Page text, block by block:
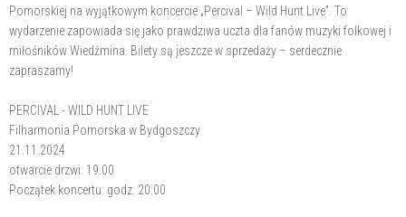
Pomorskiej na wyjątkowym koncercie „Percival – Wild Hunt Live”. To
wydarzenie zapowiada się jako prawdziwa uczta dla fanów muzyki folkowej i
miłośników Wiedźmina. Bilety są jeszcze w sprzedaży – serdecznie
zapraszamy!
PERCIVAL - WILD HUNT LIVE
Filharmonia Pomorska w Bydgoszczy
21.11.2024
otwarcie drzwi: 19.00
Początek koncertu: godz. 20:00